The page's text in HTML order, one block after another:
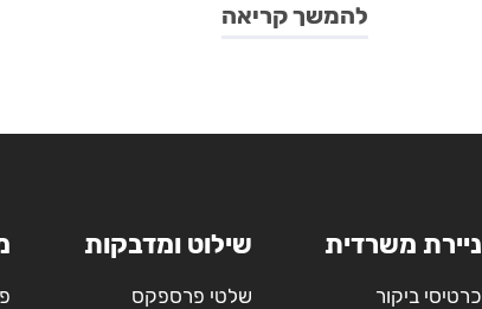
להמשך קריאה
ניירת משרדית
כרטיסי ביקור
שילוט ומדבקות
שלטי פרספקס